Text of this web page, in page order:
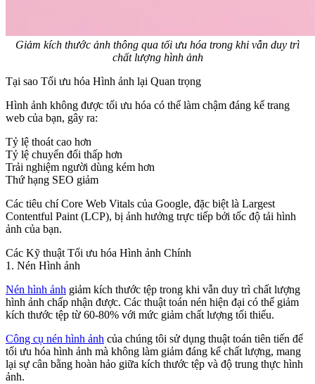
Giảm kích thước ảnh thông qua tối ưu hóa trong khi vẫn duy trì
chất lượng hình ảnh
Tại sao Tối ưu hóa Hình ảnh lại Quan trọng
Hình ảnh không được tối ưu hóa có thể làm chậm đáng kể trang
web của bạn, gây ra:
Tỷ lệ thoát cao hơn
Tỷ lệ chuyển đổi thấp hơn
Trải nghiệm người dùng kém hơn
Thứ hạng SEO giảm
Các tiêu chí Core Web Vitals của Google, đặc biệt là Largest
Contentful Paint (LCP), bị ảnh hưởng trực tiếp bởi tốc độ tải hình
ảnh của bạn.
Các Kỹ thuật Tối ưu hóa Hình ảnh Chính
1. Nén Hình ảnh
Nén hình ảnh giảm kích thước tệp trong khi vẫn duy trì chất lượng
hình ảnh chấp nhận được. Các thuật toán nén hiện đại có thể giảm
kích thước tệp từ 60-80% với mức giảm chất lượng tối thiểu.
Công cụ nén hình ảnh của chúng tôi sử dụng thuật toán tiên tiến để
tối ưu hóa hình ảnh mà không làm giảm đáng kể chất lượng, mang
lại sự cân bằng hoàn hảo giữa kích thước tệp và độ trung thực hình
ảnh.